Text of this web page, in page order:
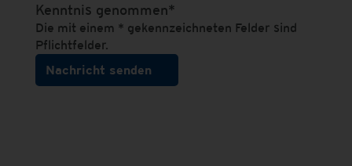
Kenntnis genommen*
Die mit einem * gekennzeichneten Felder sind
Pflichtfelder.